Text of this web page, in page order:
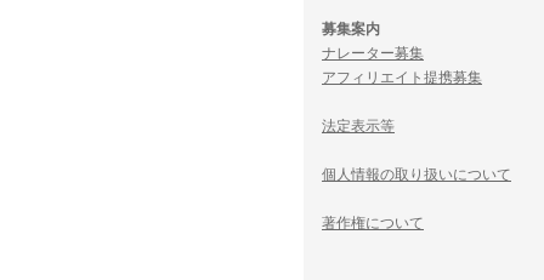
募集案内
ナレーター募集
アフィリエイト提携募集
法定表示等
個人情報の取り扱いについて
著作権について